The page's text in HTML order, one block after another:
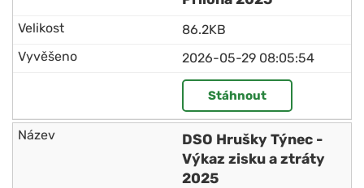
86.2KB
2026-05-29 08:05:54
Stáhnout
DSO Hrušky Týnec -
Výkaz zisku a ztráty
2025